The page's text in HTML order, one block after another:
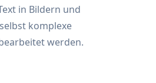
in Bildern und
komplexe
werden.